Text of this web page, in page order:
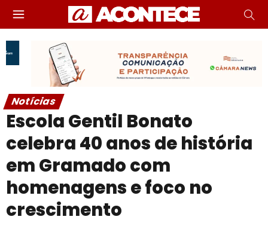
Notícias
Escola Gentil Bonato
celebra 40 anos de história
em Gramado com
homenagens e foco no
crescimento